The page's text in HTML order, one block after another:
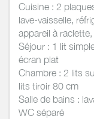
Cuisine : 2
lave-vaisselle,
appareil à
Séjour : 1 lit
écran plat
Chambre : 2 lits
lits tiroir 80 cm
Salle de bains :
WC séparé